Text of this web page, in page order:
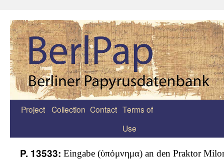
Zum
Project Collection Contact Terms of
Use
P. 13533: Eingabe (ὑπόμνημα) an den Praktor